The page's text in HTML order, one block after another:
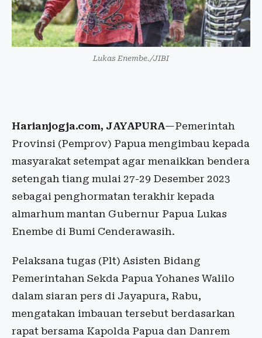
Lukas Enembe./JIBI
Harianjogja.com, JAYAPURA—Pemerintah
Provinsi (Pemprov) Papua mengimbau kepada
masyarakat setempat agar menaikkan bendera
setengah tiang mulai 27-29 Desember 2023
sebagai penghormatan terakhir kepada
almarhum mantan Gubernur Papua Lukas
Enembe di Bumi Cenderawasih.
Pelaksana tugas (Plt) Asisten Bidang
Pemerintahan Sekda Papua Yohanes Walilo
dalam siaran pers di Jayapura, Rabu,
mengatakan imbauan tersebut berdasarkan
rapat bersama Kapolda Papua dan Danrem